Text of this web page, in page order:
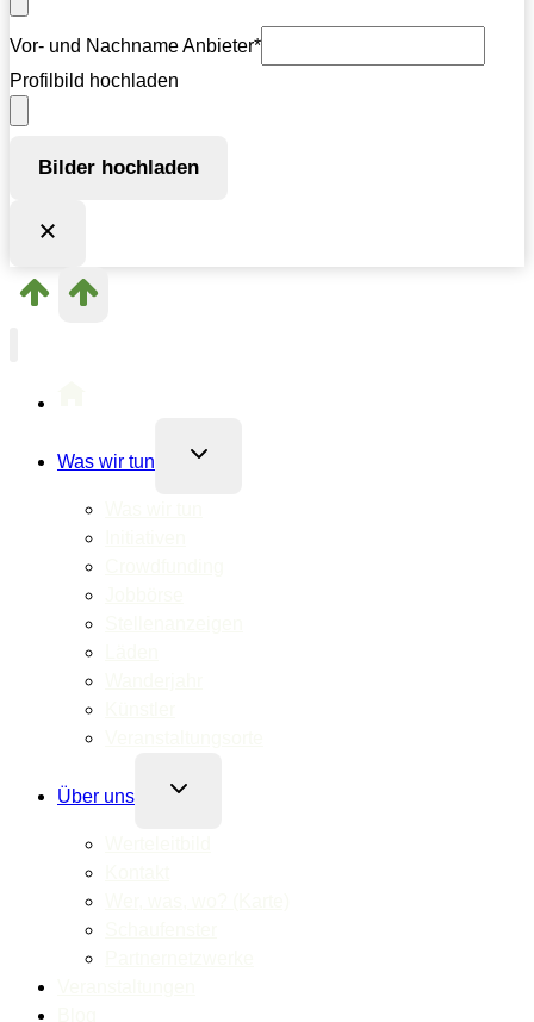
Vor- und Nachname Anbieter*
Profilbild hochladen
Bilder hochladen
Was wir tun
Untermenü
Über uns
Untermenü